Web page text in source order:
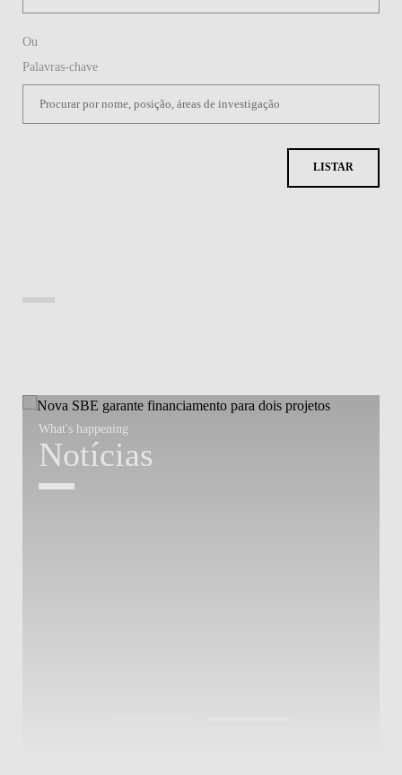
Ou
Palavras-chave
LISTAR
What's happening
Notícias